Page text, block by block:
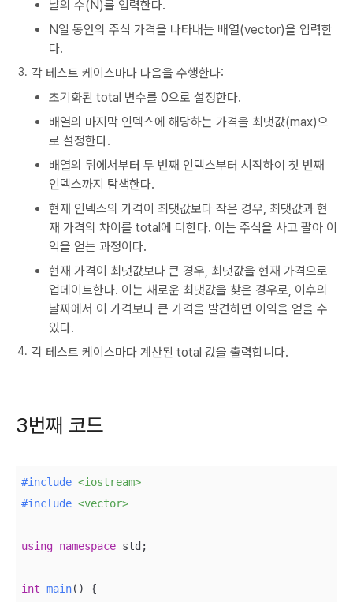
날의 수(N)를 입력한다.
N일 동안의 주식 가격을 나타내는 배열(vector)을 입력한
다.
각 테스트 케이스마다 다음을 수행한다:
초기화된 total 변수를 0으로 설정한다.
배열의 마지막 인덱스에 해당하는 가격을 최댓값(max)으
로 설정한다.
배열의 뒤에서부터 두 번째 인덱스부터 시작하여 첫 번째
인덱스까지 탐색한다.
현재 인덱스의 가격이 최댓값보다 작은 경우, 최댓값과 현
재 가격의 차이를 total에 더한다. 이는 주식을 사고 팔아 이
익을 얻는 과정이다.
현재 가격이 최댓값보다 큰 경우, 최댓값을 현재 가격으로
업데이트한다. 이는 새로운 최댓값을 찾은 경우로, 이후의
날짜에서 이 가격보다 큰 가격을 발견하면 이익을 얻을 수
있다.
각 테스트 케이스마다 계산된 total 값을 출력합니다.
3번째 코드
#include <iostream>
#include <vector>
using namespace std;
int main() {